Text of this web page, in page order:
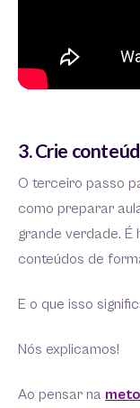
3. Crie
O terceiro passo
como preparar
grande verdade.
conteúdos de
E o que isso
Nós explicamos!
Ao pensar na